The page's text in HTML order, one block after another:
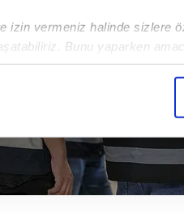
izin vermeniz halinde sizlere
Bunu yaparken
adına elimizden
iyi bir hizmet sunabilmek için
çeşitli kişisel